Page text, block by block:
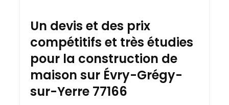
Un devis et des prix
compétitifs et très étudies
pour la construction de
maison sur Évry-Grégy-
sur-Yerre 77166